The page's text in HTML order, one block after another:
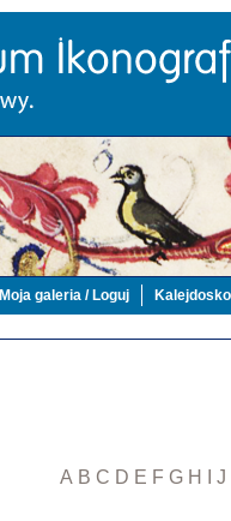
Moja galeria / Loguj
A B C D E F G H J